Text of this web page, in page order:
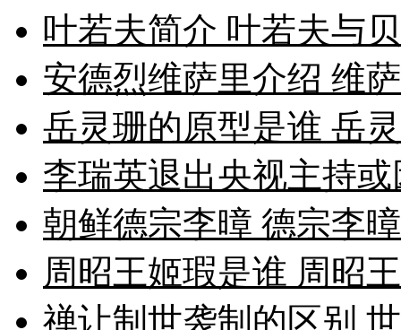
叶若夫简介 叶若夫与
安德烈维萨里介绍 维
岳灵珊的原型是谁 岳
李瑞英退出央视主持
朝鲜德宗李暲 德宗李
周昭王姬瑕是谁 周昭
禅让制世袭制的区别